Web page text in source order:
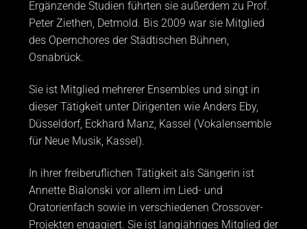
Ergänzende Studien führten sie außerdem zu Prof.
Peter Ziethen, Detmold. Bis 2009 war sie Mitglied
des Opernchores der Städtischen Bühnen,
Osnabrück.
Sie ist Mitglied mehrerer Ensembles und singt in
dieser Tätigkeit unter Dirigenten wie Anders Eby,
Düsseldorf, Eckhard Manz, Kassel (Vokalensemble
für Neue Musik, Kassel).
In ihrer freiberuflichen Tätigkeit als Sängerin ist
Annette Bialonski vor allem im Lied- und
Oratorienfach sowie in verschiedenen Crossover-
Projekten engagiert. Sie ist langjähriges Mitglied der